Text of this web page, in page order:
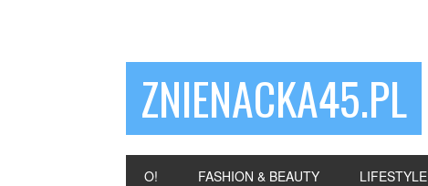
ZNIENACKA45.PL
O! FASHION & BEAUTY LIFESTYLE